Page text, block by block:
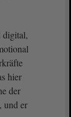
digital,
hier
der
, und er